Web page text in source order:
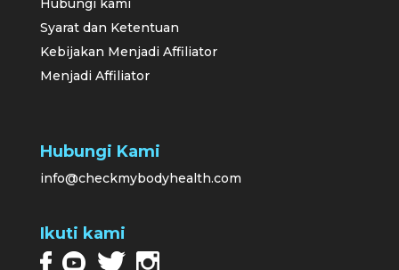
Hubungi kami
Syarat dan Ketentuan
Kebijakan Menjadi Affiliator
Menjadi Affiliator
Hubungi Kami
info@checkmybodyhealth.com
Ikuti kami